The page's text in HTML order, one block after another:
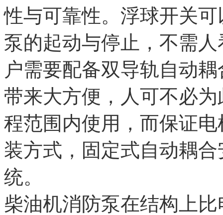
性与可靠性。浮球开关
泵的起动与停止，不需
户需要配备双导轨自动
带来大方便，人可不必
程范围内使用，而保证
装方式，固定式自动耦
统。
柴油机消防泵在结构上